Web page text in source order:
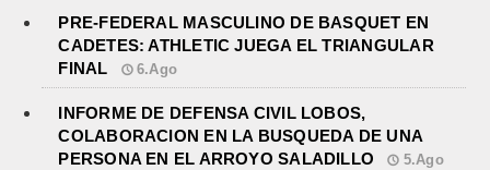
PRE-FEDERAL MASCULINO DE BASQUET EN
CADETES: ATHLETIC JUEGA EL TRIANGULAR
FINAL
6.Ago
INFORME DE DEFENSA CIVIL LOBOS,
COLABORACION EN LA BUSQUEDA DE UNA
PERSONA EN EL ARROYO SALADILLO
5.Ago